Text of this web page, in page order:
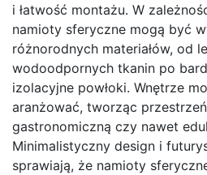
i łatwość montażu. W
namioty sferyczne mogą być
różnorodnych materiałów, od
wodoodpornych tkanin po
izolacyjne powłoki. Wnętrze
aranżować, tworząc
gastronomiczną czy nawet
Minimalistyczny design i
sprawiają, że namioty